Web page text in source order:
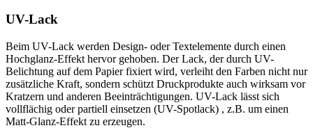
UV-Lack
Beim UV-Lack werden Design- oder Textelemente durch einen
Hochglanz-Effekt hervor gehoben. Der Lack, der durch UV-
Belichtung auf dem Papier fixiert wird, verleiht den Farben nicht nur
zusätzliche Kraft, sondern schützt Druckprodukte auch wirksam vor
Kratzern und anderen Beeinträchtigungen. UV-Lack lässt sich
vollflächig oder partiell einsetzen (UV-Spotlack) , z.B. um einen
Matt-Glanz-Effekt zu erzeugen.